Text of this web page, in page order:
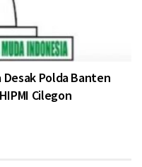
Desak Polda Banten
Cilegon